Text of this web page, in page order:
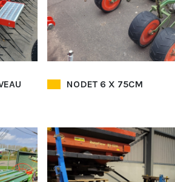
NODET 6 X 75CM